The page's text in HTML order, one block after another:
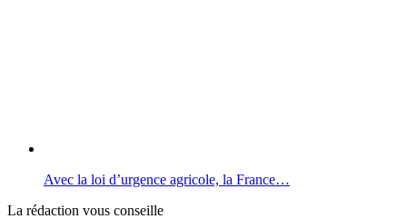
Avec la loi d’urgence agricole, la France…
La rédaction vous conseille